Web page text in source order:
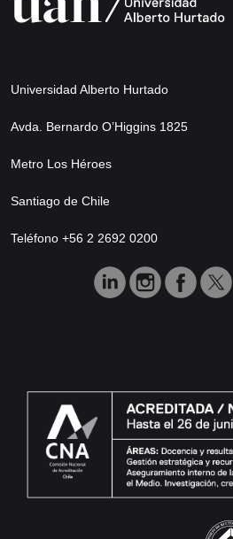
Universidad Alberto Hurtado
Avda. Bernardo O’Higgins 1825
Metro Los Héroes
Santiago de Chile
Teléfono +56 2 2692 0200